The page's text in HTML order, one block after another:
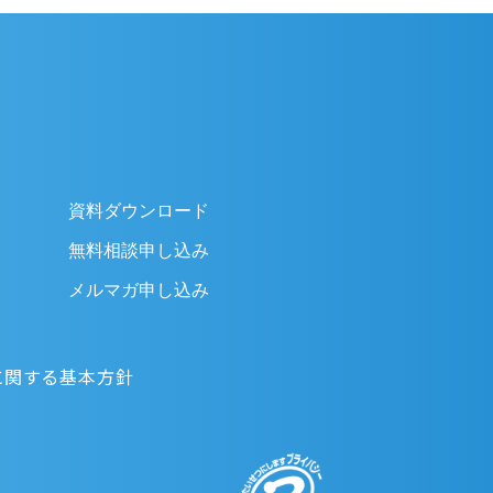
資料ダウンロード
無料相談申し込み
メルマガ申し込み
する基本方針